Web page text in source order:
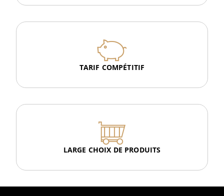
TARIF COMPÉTITIF
LARGE CHOIX DE PRODUITS